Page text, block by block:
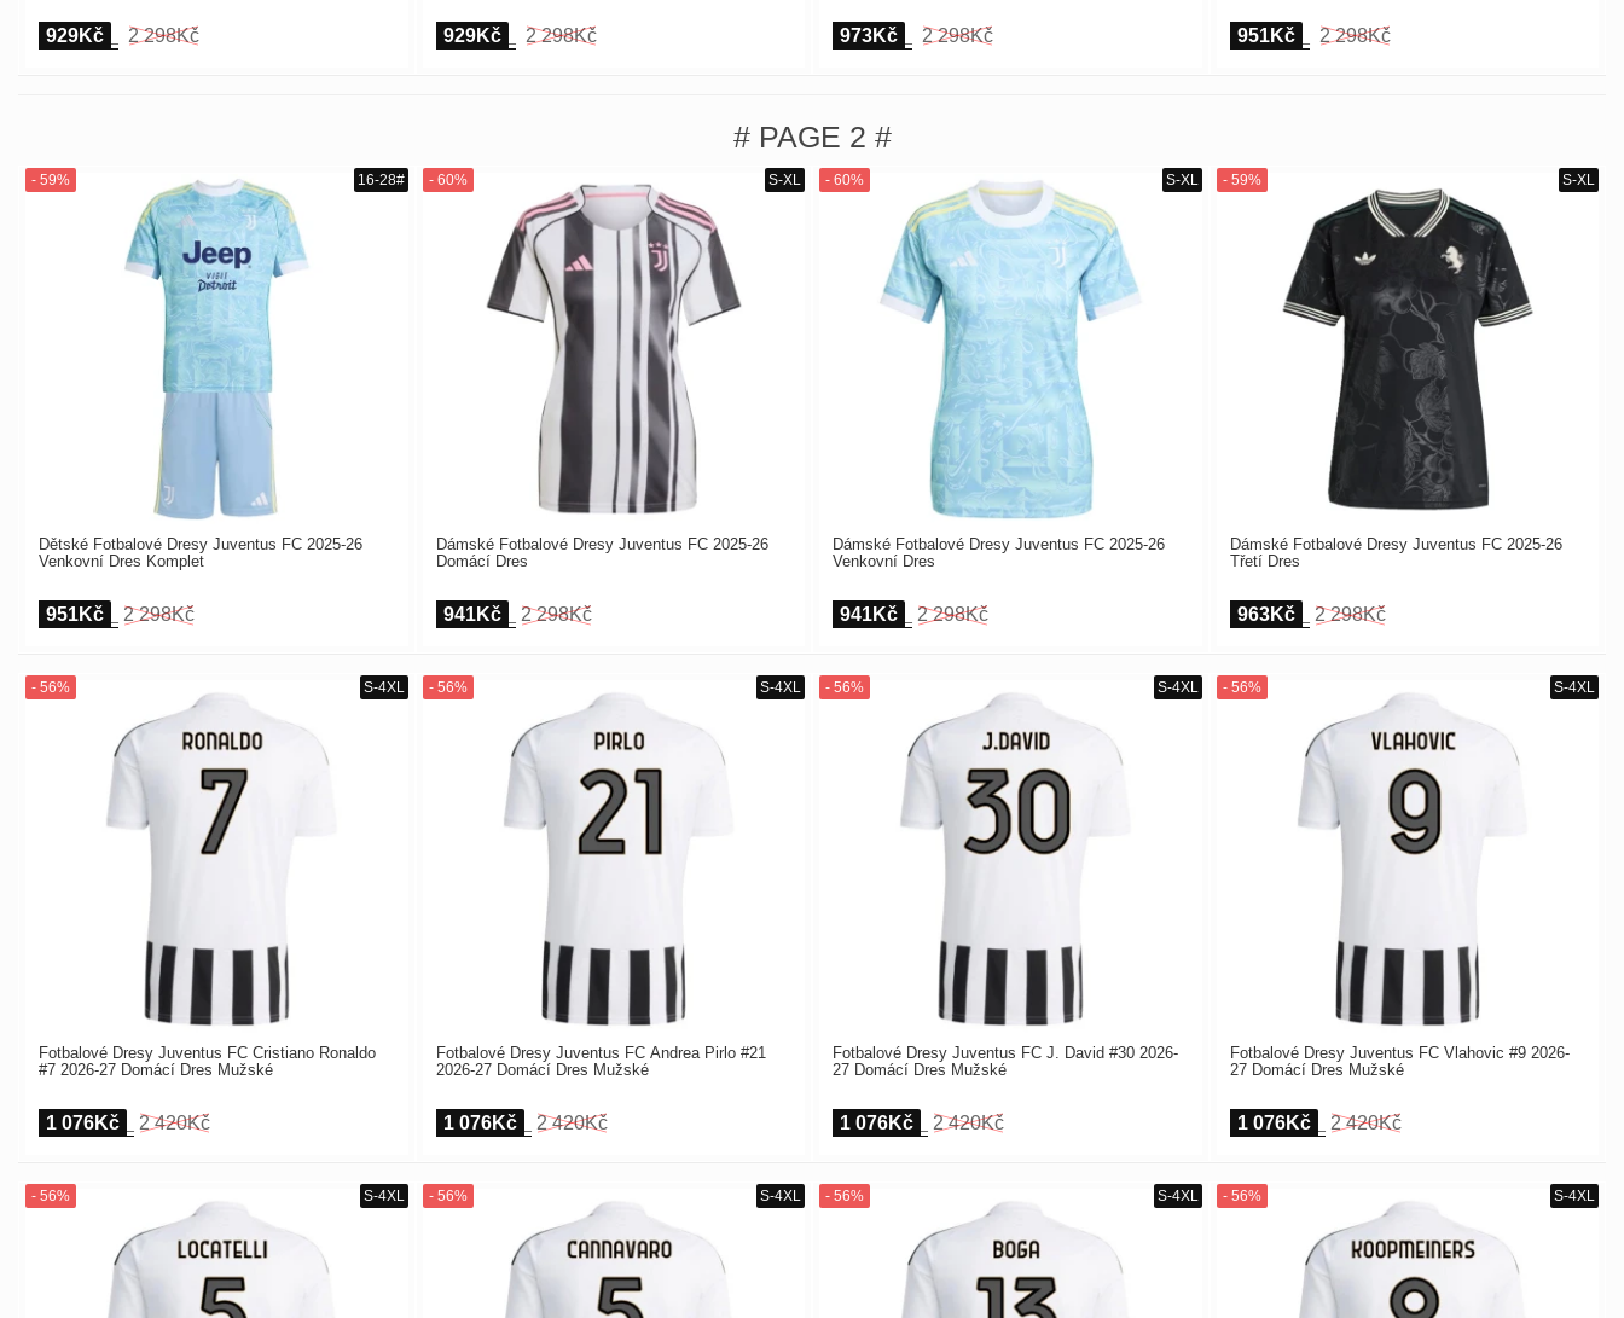
929Kč 2 298Kč 929Kč 2 298Kč 973Kč 2 298Kč 951Kč 2 298Kč
# PAGE 2 #
Dětské Fotbalové Dresy Juventus FC 2025-26
Venkovní Dres Komplet
951Kč 2 298Kč
Dámské Fotbalové Dresy Juventus FC 2025-26
Domácí Dres
941Kč 2 298Kč
Dámské Fotbalové Dresy Juventus FC 2025-26
Venkovní Dres
941Kč 2 298Kč
Dámské Fotbalové Dresy Juventus FC 2025-26
Třetí Dres
963Kč 2 298Kč
Fotbalové Dresy Juventus FC Cristiano Ronaldo
#7 2026-27 Domácí Dres Mužské
1 076Kč 2 420Kč
Fotbalové Dresy Juventus FC Andrea Pirlo #21
2026-27 Domácí Dres Mužské
1 076Kč 2 420Kč
Fotbalové Dresy Juventus FC J. David #30 2026-
27 Domácí Dres Mužské
1 076Kč 2 420Kč
Fotbalové Dresy Juventus FC Vlahovic #9 2026-
27 Domácí Dres Mužské
1 076Kč 2 420Kč